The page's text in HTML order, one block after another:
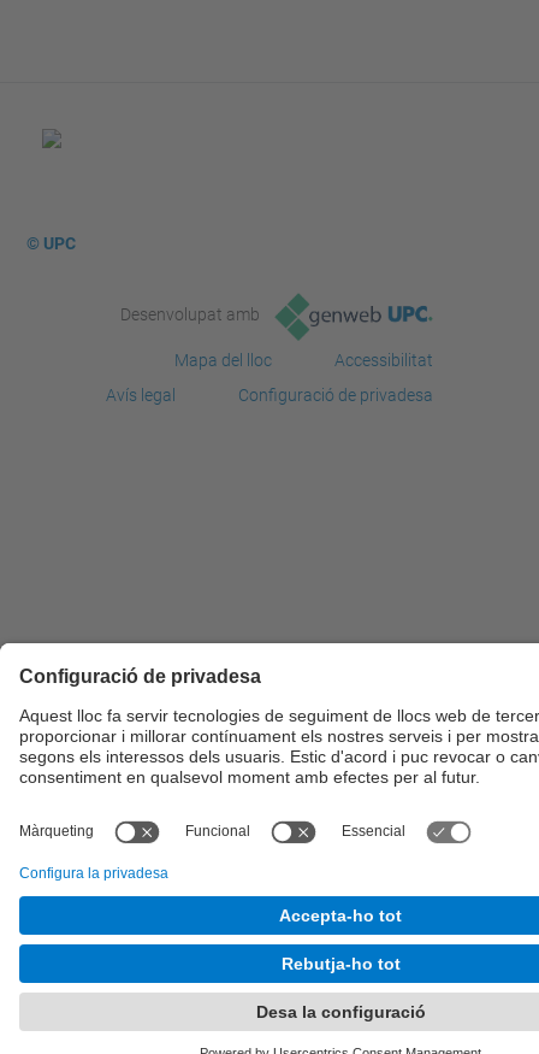
© UPC
Desenvolupat amb
Mapa del lloc
Accessibilitat
Avís legal
Configuració de privadesa